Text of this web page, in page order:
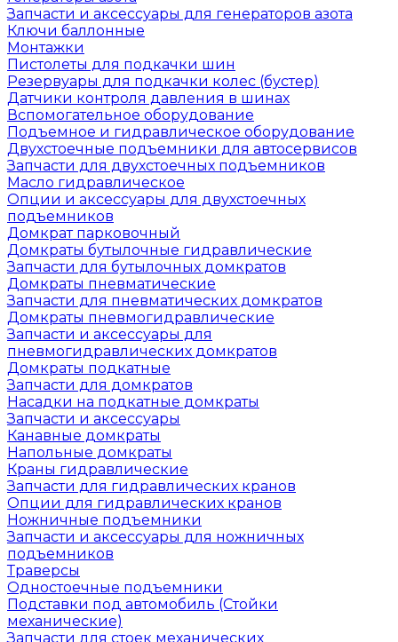
Запчасти и аксессуары для генераторов азота
Ключи баллонные
Монтажки
Пистолеты для подкачки шин
Резервуары для подкачки колес (бустер)
Датчики контроля давления в шинах
Вспомогательное оборудование
Подъемное и гидравлическое оборудование
Двухстоечные подъемники для автосервисов
Запчасти для двухстоечных подъемников
Масло гидравлическое
Опции и аксессуары для двухстоечных
подъемников
Домкрат парковочный
Домкраты бутылочные гидравлические
Запчасти для бутылочных домкратов
Домкраты пневматические
Запчасти для пневматических домкратов
Домкраты пневмогидравлические
Запчасти и аксессуары для
пневмогидравлических домкратов
Домкраты подкатные
Запчасти для домкратов
Насадки на подкатные домкраты
Запчасти и аксессуары
Канавные домкраты
Напольные домкраты
Краны гидравлические
Запчасти для гидравлических кранов
Опции для гидравлических кранов
Ножничные подъемники
Запчасти и аксессуары для ножничных
подъемников
Траверсы
Одностоечные подъемники
Подставки под автомобиль (Стойки
механические)
Запчасти для стоек механических